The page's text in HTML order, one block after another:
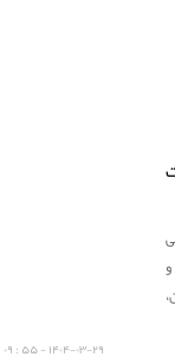
۱۴۰۴-۰۳-۲۹ - ۵۵ : ۰۹